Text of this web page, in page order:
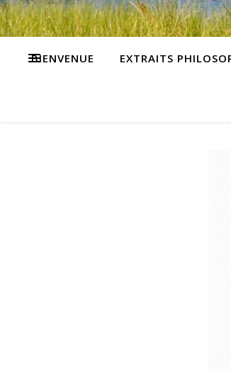
BIENVENUE EXTRAITS